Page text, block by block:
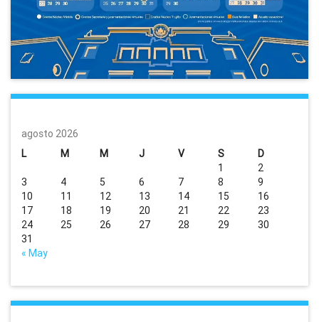
agosto 2026
L
M M J V S D
« May
1
2
3
4 5 6 7 8
9
10
11 12 13 14 15
16
17
18 19 20 21 22
23
24
25 26 27 28 29
30
31